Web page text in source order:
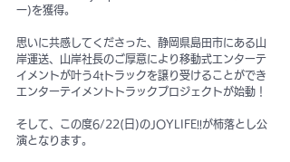
一)を獲得。
思いに共感してくださった、静岡県島田市にある山
岸運送、山岸社長のご厚意により移動式エンターテ
イメントが叶う4tトラックを譲り受けることができ
エンターテイメントトラックプロジェクトが始動！
そして、この度6/22(日)のJOYLIFE!!が柿落とし公
演となります。